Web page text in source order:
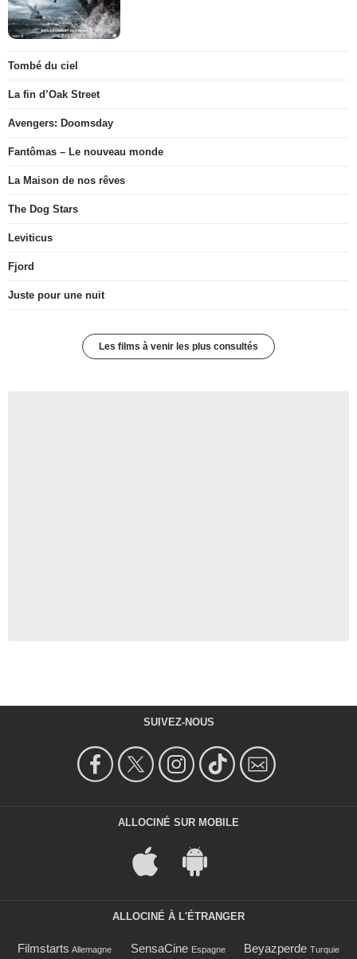
Tombé du ciel
La fin d’Oak Street
Avengers: Doomsday
Fantômas – Le nouveau monde
La Maison de nos rêves
The Dog Stars
Leviticus
Fjord
Juste pour une nuit
Les films à venir les plus consultés
SUIVEZ-NOUS
ALLOCINÉ SUR MOBILE
ALLOCINÉ À L'ÉTRANGER
Filmstarts Allemagne SensaCine Espagne Beyazperde Turquie